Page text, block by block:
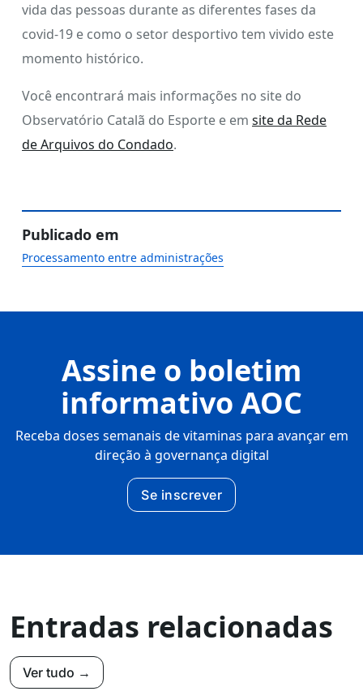
vida das pessoas durante as diferentes fases da
covid-19 e como o setor desportivo tem vivido este
momento histórico.
Você encontrará mais informações no site do
Observatório Catalã do Esporte e em site da Rede
de Arquivos do Condado.
Publicado em
Processamento entre administrações
Assine o boletim
informativo AOC
Receba doses semanais de vitaminas para avançar em
direção à governança digital
Se inscrever
Entradas relacionadas
Ver tudo →